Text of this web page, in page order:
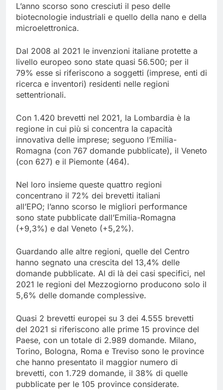
L’anno scorso sono cresciuti il peso delle
biotecnologie industriali e quello della nano e della
microelettronica.
Dal 2008 al 2021 le invenzioni italiane protette a
livello europeo sono state quasi 56.500; per il
79% esse si riferiscono a soggetti (imprese, enti di
ricerca e inventori) residenti nelle regioni
settentrionali.
Con 1.420 brevetti nel 2021, la Lombardia è la
regione in cui più si concentra la capacità
innovativa delle imprese; seguono l’Emilia-
Romagna (con 767 domande pubblicate), il Veneto
(con 627) e il Piemonte (464).
Nel loro insieme queste quattro regioni
concentrano il 72% dei brevetti italiani
all’EPO; l’anno scorso le migliori performance
sono state pubblicate dall’Emilia-Romagna
(+9,3%) e dal Veneto (+5,2%).
Guardando alle altre regioni, quelle del Centro
hanno segnato una crescita del 13,4% delle
domande pubblicate. Al di là dei casi specifici, nel
2021 le regioni del Mezzogiorno producono solo il
5,6% delle domande complessive.
Quasi 2 brevetti europei su 3 dei 4.555 brevetti
del 2021 si riferiscono alle prime 15 province del
Paese, con un totale di 2.989 domande. Milano,
Torino, Bologna, Roma e Treviso sono le province
che hanno presentato il maggior numero di
brevetti, con 1.729 domande, il 38% di quelle
pubblicate per le 105 province considerate.